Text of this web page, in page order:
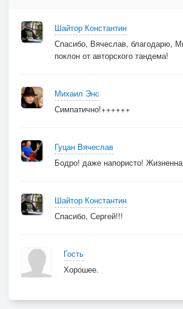
солёных.
Как мечтал за ними в облако
Шайтор Константин
Спасибо, Вячеслав, благодарю,
поклон от авторского тандема!
Михаил Энс
Симпатично!++++++
Гуцан Вячеслав
Бодро! даже напористо!
Шайтор Константин
Спасибо, Сергей!!!
Гость
Хорошее.